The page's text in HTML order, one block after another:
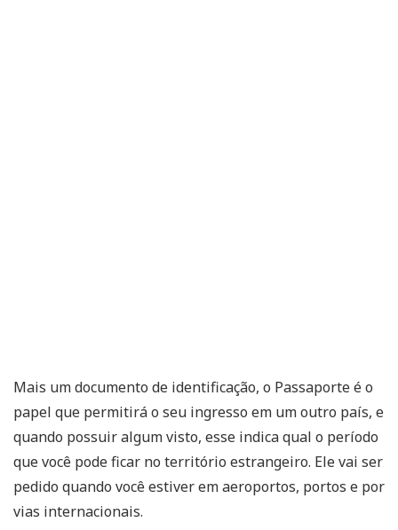
Mais um documento de identificação, o Passaporte é o
papel que permitirá o seu ingresso em um outro país, e
quando possuir algum visto, esse indica qual o período
que você pode ficar no território estrangeiro. Ele vai ser
pedido quando você estiver em aeroportos, portos e por
vias internacionais.